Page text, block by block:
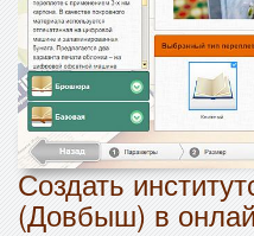
Создать
(Довбыш) в